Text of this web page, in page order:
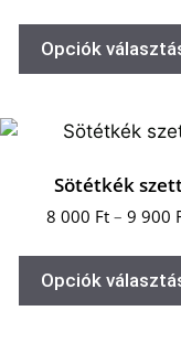
Opciók
Sötétkék
8 000 Ft – 9 900
Opciók